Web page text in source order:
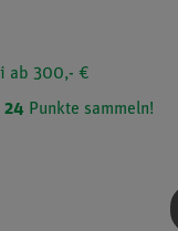
ab 300,- €
24 Punkte sammeln!